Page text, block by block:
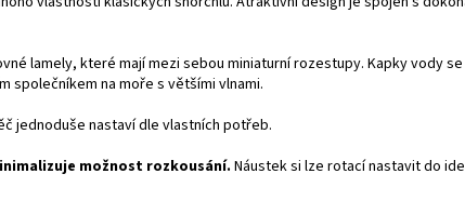
lamely, které mají mezi sebou miniaturní rozestupy. Kapky vody
společníkem na moře s většími vlnami.
jednoduše nastaví dle vlastních potřeb.
možnost rozkousání.Náustek si lze rotací nastavit do